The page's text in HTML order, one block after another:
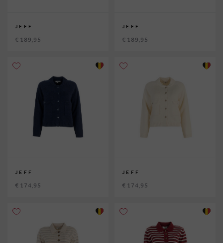
JEFF
€ 189,95
JEFF
€ 189,95
JEFF
€ 174,95
JEFF
€ 174,95